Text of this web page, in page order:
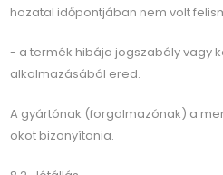
hozatal időpontjában nem volt
- a termék hibája jogszabály vagy
alkalmazásából ered.
A gyártónak (forgalmazónak) a
okot bizonyítania.